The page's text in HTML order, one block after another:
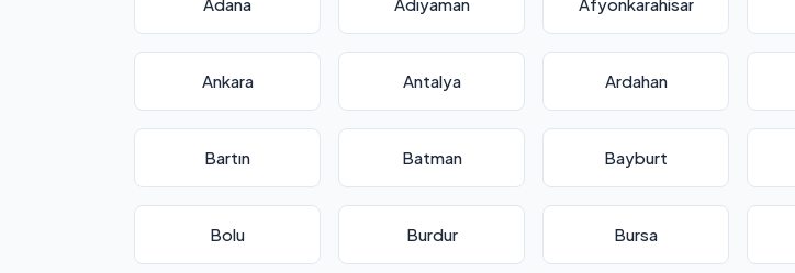
Ankara Antalya Ardahan
Bartın Batman Bayburt
Bolu Burdur Bursa